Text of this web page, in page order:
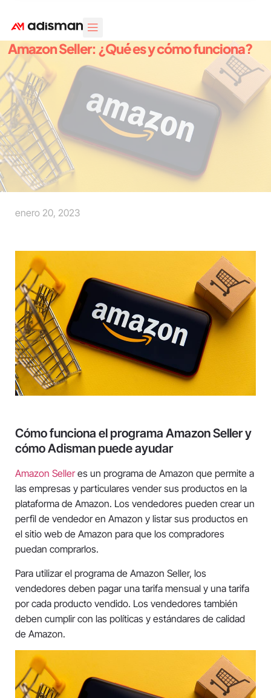
Amazon Seller: ¿Qué es y cómo funciona?
enero 20, 2023
Cómo funciona el programa Amazon Seller y
cómo Adisman puede ayudar
Amazon Selleres un programa de Amazon que permite a
las empresas y particulares vender sus productos en la
plataforma de Amazon. Los vendedores pueden crear un
perfil de vendedor en Amazon y listar sus productos en
el sitio web de Amazon para que los compradores
puedan comprarlos.
Para utilizar el programa de Amazon Seller, los
vendedores deben pagar una tarifa mensual y una tarifa
por cada producto vendido. Los vendedores también
deben cumplir con las políticas y estándares de calidad
de Amazon.